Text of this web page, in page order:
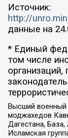
Источник:
http://
данные на
* Единый
том числе
организаций,
Высший
моджахедов
Дагестана,
Исламская